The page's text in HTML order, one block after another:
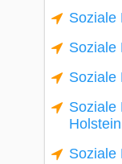
Soziale
Soziale
Soziale
Soziale
Holstein
Soziale